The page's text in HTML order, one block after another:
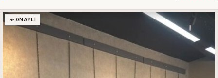
✨ ONAYLI